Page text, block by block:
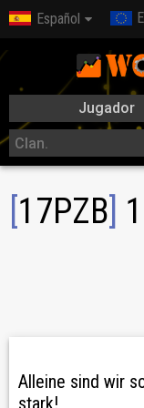
Español
Jugador
17PZB
Alleine sind wir
stark!